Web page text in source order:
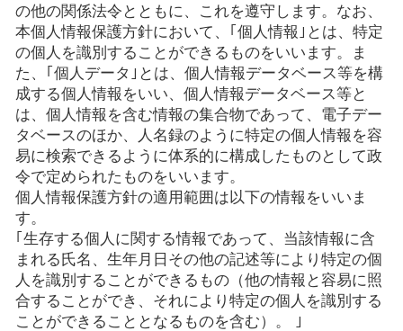
の他の関係法令とともに、これを遵守します。なお、
本個人情報保護方針において、｢個人情報｣とは、特定
の個人を識別することができるものをいいます。ま
た、｢個人データ｣とは、個人情報データベース等を構
成する個人情報をいい、個人情報データベース等と
は、個人情報を含む情報の集合物であって、電子デー
タベースのほか、人名録のように特定の個人情報を容
易に検索できるように体系的に構成したものとして政
令で定められたものをいいます。
個人情報保護方針の適用範囲は以下の情報をいいま
す。
｢生存する個人に関する情報であって、当該情報に含
まれる氏名、生年月日その他の記述等により特定の個
人を識別することができるもの（他の情報と容易に照
合することができ、それにより特定の個人を識別する
ことができることとなるものを含む）。 ｣